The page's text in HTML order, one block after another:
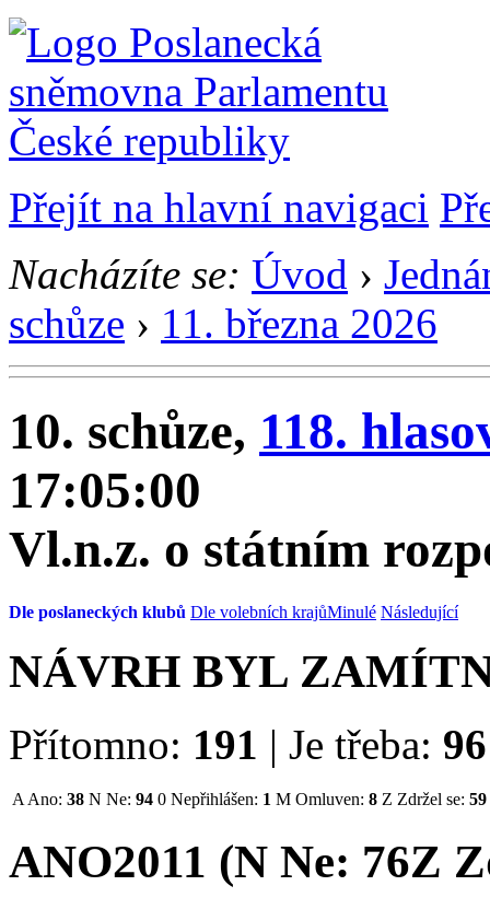
Přejít na hlavní navigaci
Nacházíte se: Úvod ›
schůze › 11. března 2026
10. schůze, 118.
17:05:00
Vl.n.z. o státním
Dle poslaneckých klubů Dle volebních krajůMinulé Následující
NÁVRH BYL
Přítomno: 191 | Je třeba: 96
A Ano: 38 N Ne: 94 0 Nepřihlášen: 1 M Omluven: 8 Z Zdržel se: 59
ANO2011 (N Ne: 76Z